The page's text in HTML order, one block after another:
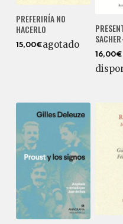
PREFERIRÍA NO
HACERLO
15,00€agotado
16,00€